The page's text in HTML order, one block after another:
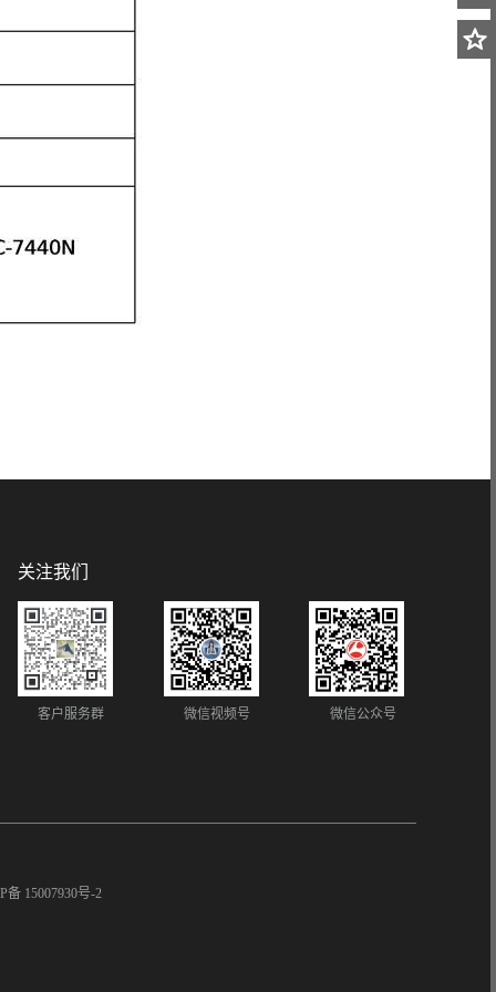
关注我们
客户服务群 微信视频号 微信公众号
备 15007930号-2